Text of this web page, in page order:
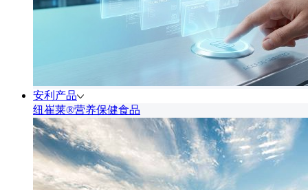
安利产品
纽崔莱®营养保健食品